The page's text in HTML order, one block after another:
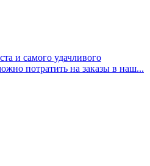
и самого удачливого
потратить на заказы в наш...